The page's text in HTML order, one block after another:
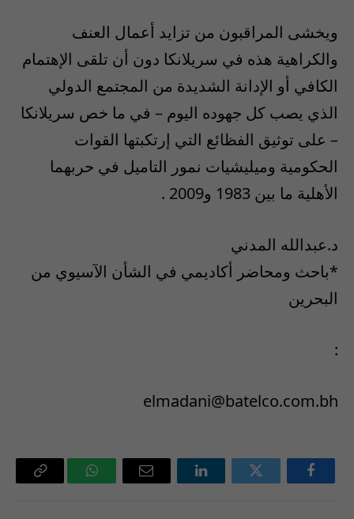
ويخشى المراقبون من تزايد أعمال العنف
والكراهية هذه في سريلانكا دون أن تلقى الإهتمام
الكافي أو الإدانة الشديدة من المجتمع الدولي
الذي يصب كل جهوده اليوم – في ما خص سريلانكا
– على توثيق الفظائع التي إرتكبتها القوات
الحكومية وميليشيات نمور التاميل في حربهما
الأهلية ما بين 1983 و2009 .
د.عبدالله المدني
*باحث ومحاضر أكاديمي في الشأن الآسيوي من
البحرين
:
elmadani@batelco.com.bh
فيسبوك تويتر لينكدإن
البريد
واتساب Copy